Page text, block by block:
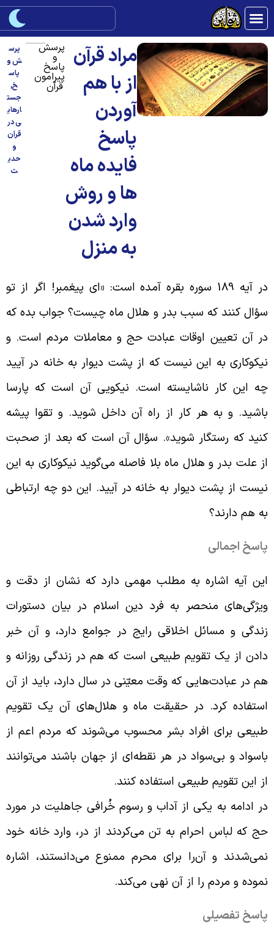
مراد قرآن
از با هم
آوردن
پاسخ
فایده ماه‌
ها و روش
وارد شدن
به منزل
پرسش
و
پاسخ
پیرامون
قرآن
پرس
ش و
پاس
جست
ارهای
ی در
قرآن
حدی
در آیه 189 سوره بقره آمده است: «ای پیغمبر! اگر از تو
کنند که سبب بدر و هلال ماه چیست؟ جواب بده که
آن تعیین اوقات عبادت حج و معاملات مردم است. و
به این نیست که از پشت دیوار به خانه در آیید
این کار ناشایسته است. نیکویی آن است که پارسا
و به هر کار از راه آن داخل شوید. و تقوا پیشه
که رستگار شوید». سؤال آن است که بعد از صحبت
علت بدر و هلال ماه بلا فاصله می‌گوید نیکوکاری به این
از پشت دیوار به خانه در آیید. این دو چه ارتباطی
هم دارند؟
اجمالی
آیه اشاره به مطلب مهمی دارد که نشان از دقت و
منحصر به فرد دین اسلام در بیان دستورات
و مسائل اخلاقی رایج در جوامع دارد، و آن خبر
از یک تقویم طبیعی است که هم در زندگى روزانه و
در عبادت‌هایى که وقت معیّنى در سال دارد، باید از آن
‏کرد. در حقیقت ماه و هلال‌های آن یک تقویم
براى افراد بشر محسوب می‌شوند که مردم اعم از
و بی‌سواد در هر نقطه‌اى از جهان باشند می‌توانند
این تقویم طبیعى استفاده کنند.
ادامه به یکى از آداب و رسوم خُرافى جاهلیت در مورد
که لباس احرام به تن می‌کردند از در، وارد خانه خود
و آن‌را براى محرم ممنوع می‌دانستند، اشاره
و مردم را از آن نهى می‌کند.
تفصیلی